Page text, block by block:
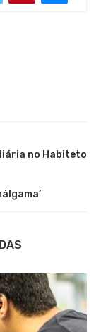
no Habiteto